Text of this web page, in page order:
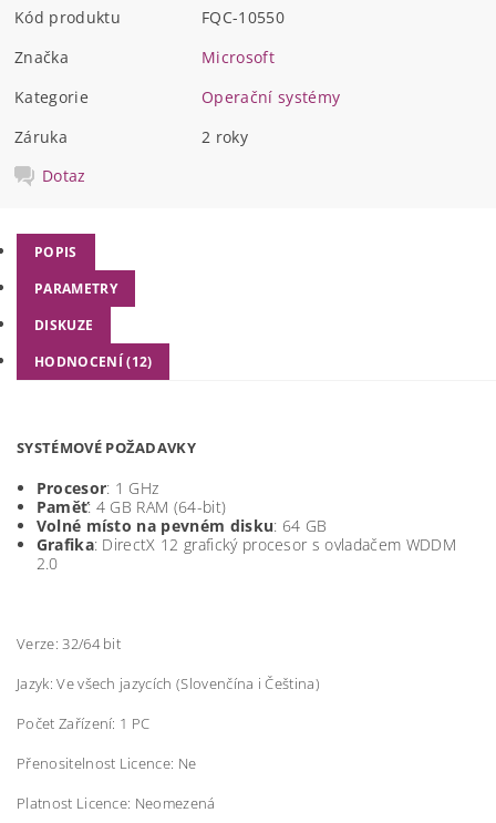
Kód produktu
FQC-10550
Značka
Microsoft
Kategorie
Operační systémy
Záruka
2 roky
Dotaz
POPIS
PARAMETRY
DISKUZE
HODNOCENÍ (12)
SYSTÉMOVÉ POŽADAVKY
Procesor: 1 GHz
Paměť: 4 GB RAM (64-bit)
Volné místo na pevném disku: 64 GB
Grafika: DirectX 12 grafický procesor s ovladačem WDDM
2.0
Verze: 32/64 bit
Jazyk: Ve všech jazycích (Slovenčína i Čeština)
Počet Zařízení: 1 PC
Přenositelnost Licence: Ne
Platnost Licence: Neomezená